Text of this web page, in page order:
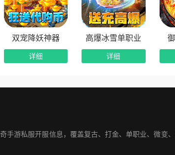
双宠降妖神器
详细
高爆冰雪单职业
详细
游私服开服信息，覆盖复古、打金、单职业、微变